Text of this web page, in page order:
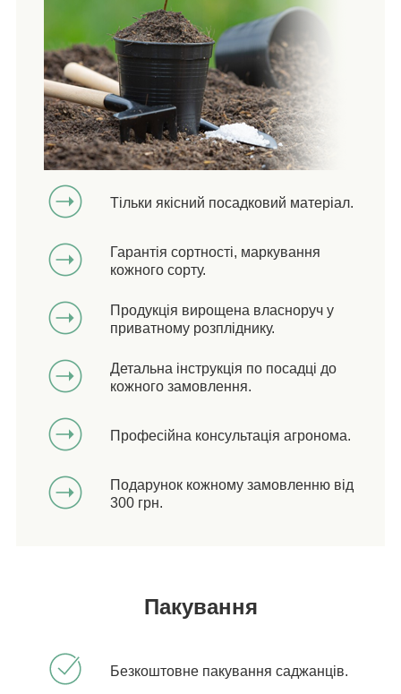
Тільки якісний посадковий матеріал.
Гарантія сортності, маркування
кожного сорту.
Продукція вирощена власноруч у
приватному розпліднику.
Детальна інструкція по посадці до
кожного замовлення.
Професійна консультація агронома.
Подарунок кожному замовленню від
300 грн.
Пакування
Безкоштовне пакування саджанців.